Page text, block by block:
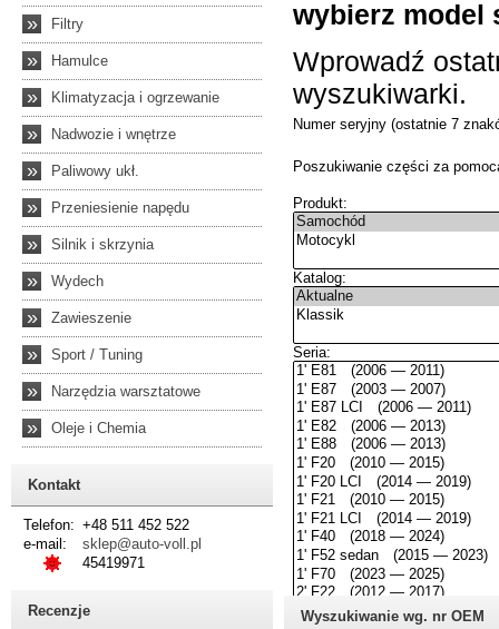
» Filtry
» Hamulce
» Klimatyzacja i ogrzewanie
» Nadwozie i wnętrze
» Paliwowy ukł.
» Przeniesienie napędu
» Silnik i skrzynia
» Wydech
» Zawieszenie
» Sport / Tuning
» Narzędzia warsztatowe
» Oleje i Chemia
Kontakt
Telefon: +48 511 452 522
e-mail:
sklep@auto-voll.pl
45419971
Recenzje Wyszukiwanie wg. nr OEM